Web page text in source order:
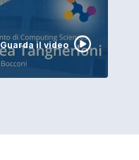
Guarda il video